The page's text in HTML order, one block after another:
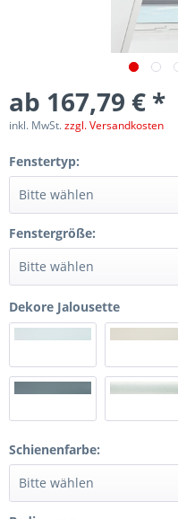
ab 167,79 € *
inkl. MwSt.zzgl. Versandkosten
Fenstertyp:
Fenstergröße:
Dekore Jalousette
Schienenfarbe: